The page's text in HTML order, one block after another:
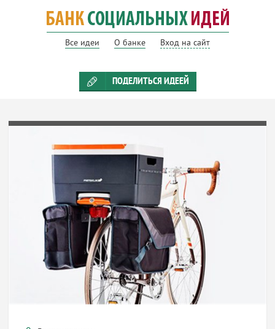
Все идеи О банке Вход на сайт
ПОДЕЛИТЬСЯ ИДЕЕЙ